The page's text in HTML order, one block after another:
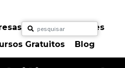
Para Particulares
Gratuitos Blog